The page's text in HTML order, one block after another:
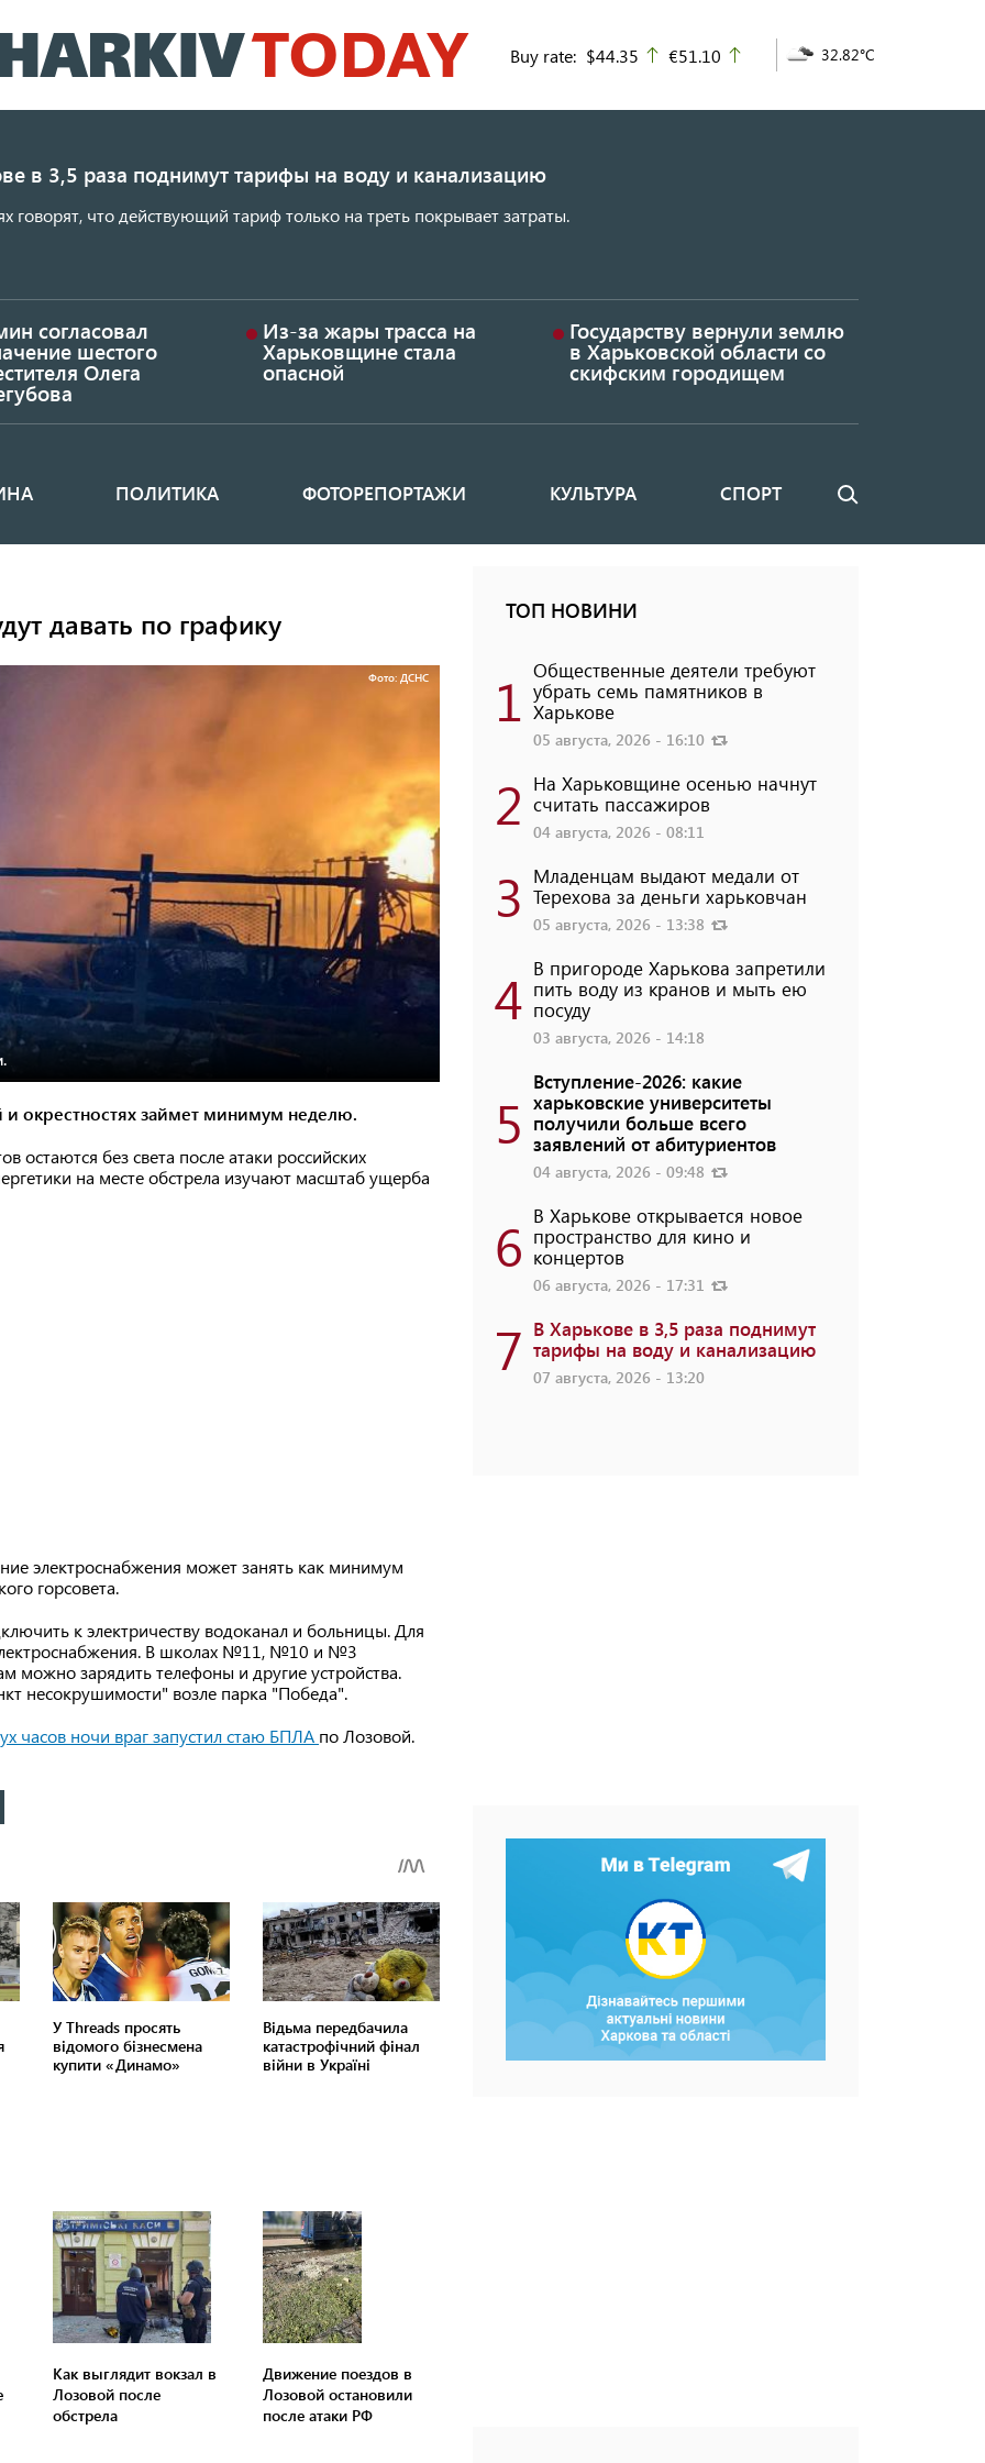
к
основному
Buy rate: $44.35 up
€51.10 32.82°C
в 3,5 раза поднимут тарифы на воду и канализацию
говорят, что действующий тариф только на треть покрывает затраты.
согласовал
шестого
Олега
Из-за жары трасса на
Харьковщине стала
опасной
Государству вернули землю
в Харьковской области со
скифским городищем
ПОЛИТИКА ФОТОРЕПОРТАЖИ КУЛЬТУРА СПОРТ Поиск
давать по графику
Фото: ДСНС
и окрестностях займет минимум неделю.
остаются без света после атаки российских
на месте обстрела изучают масштаб ущерба
электроснабжения может занять как минимум
горсовета.
к электричеству водоканал и больницы. Для
В школах №11, №10 и №3
зарядить телефоны и другие устройства.
несокрушимости" возле парка "Победа".
часов ночи враг запустил стаю БПЛА по Лозовой.
Как выглядит вокзал в
Лозовой после
обстрела
Движение поездов в
Лозовой остановили
после атаки РФ
ТОП НОВИНИ
1 Общественные деятели требуют
убрать семь памятников в
Харькове
05 августа, 2026 - 16:10
2 На Харьковщине осенью начнут
считать пассажиров
04 августа, 2026 - 08:11
3 Младенцам выдают медали от
Терехова за деньги харьковчан
05 августа, 2026 - 13:38
4 В пригороде Харькова запретили
пить воду из кранов и мыть ею
посуду
03 августа, 2026 - 14:18
5
Вступление-2026: какие
харьковские университеты
получили больше всего
заявлений от абитуриентов
04 августа, 2026 - 09:48
6 В Харькове открывается новое
пространство для кино и
концертов
06 августа, 2026 - 17:31
7 В Харькове в 3,5 раза поднимут
тарифы на воду и канализацию
07 августа, 2026 - 13:20